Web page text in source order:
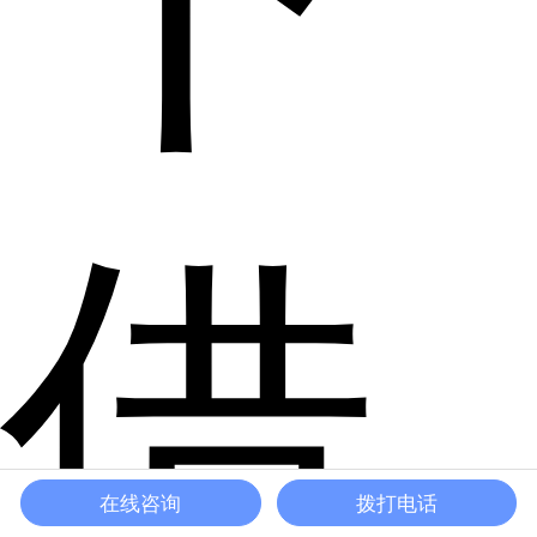
借
在线咨询 拨打电话